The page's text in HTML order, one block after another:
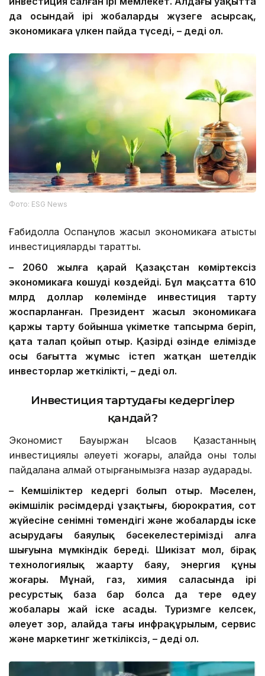
да осындай ірі жобаларды жүзеге асырсақ,
экономикаға үлкен пайда түседі, – деді ол.
Фото: ESG News
Ғабидолла Оспанқұлов жасыл экономикаға қатысты
инвестицияларды тарқатты.
– 2060 жылға қарай Қазақстан көміртексіз
экономикаға көшуді көздейді. Бұл мақсатта 610
млрд доллар көлемінде инвестиция тарту
жоспарланған. Президент жасыл экономикаға
қаржы тарту бойынша үкіметке тапсырма беріп,
қатаң талап қойып отыр. Қазірдің өзінде елімізде
осы бағытта жұмыс істеп жатқан шетелдік
инвесторлар жеткілікті, – деді ол.
Инвестиция тартудағы кедергілер
қандай?
Экономист Бауыржан Ысқақов Қазақстанның
инвестициялық әлеуеті жоғары, алайда оны толық
пайдалана алмай отырғанымызға назар аударады.
– Кемшіліктер кедергі болып отыр. Мәселен,
әкімшілік рәсімдердің ұзақтығы, бюрократия, сот
жүйесіне сенімнің төмендігі және жобаларды іске
асырудағы баяулық бәсекелестеріміздің алға
шығуына мүмкіндік береді. Шикізат мол, бірақ
технологиялық жаңарту баяу, энергия құны
жоғары. Мұнай, газ, химия саласында ірі
ресурстық база бар болса да терең өңдеу
жобалары жай іске асады. Туризмге келсек,
әлеует зор, алайда тағы инфрақұрылым, сервис
және маркетинг жеткіліксіз, – деді ол.